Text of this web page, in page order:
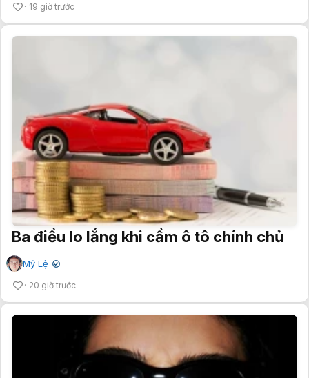
19 giờ trước
Ba điều lo lắng khi cầm ô tô chính chủ
Mỹ Lệ ✔
20 giờ trước